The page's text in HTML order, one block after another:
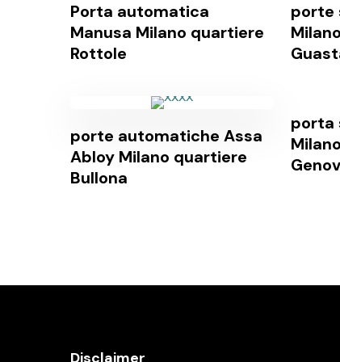
Porta automatica
Manusa Milano quartiere
Rottole
porte
porte automatiche Assa
Abloy Milano quartiere
Bullona
porta
Disclaimer